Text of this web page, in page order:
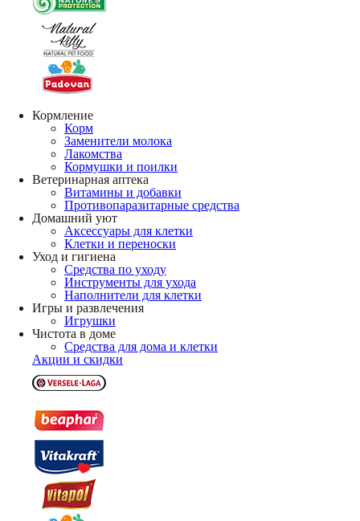
Кормление
Корм
Заменители молока
Лакомства
Кормушки и поилки
Ветеринарная аптека
Витамины и добавки
Противопаразитарные средства
Домашний уют
Аксессуары для клетки
Клетки и переноски
Уход и гигиена
Средства по уходу
Инструменты для ухода
Наполнители для клетки
Игры и развлечения
Игрушки
Чистота в доме
Средства для дома и клетки
Акции и скидки